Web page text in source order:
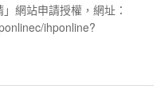
網站申請授權，網址：
ihponline?